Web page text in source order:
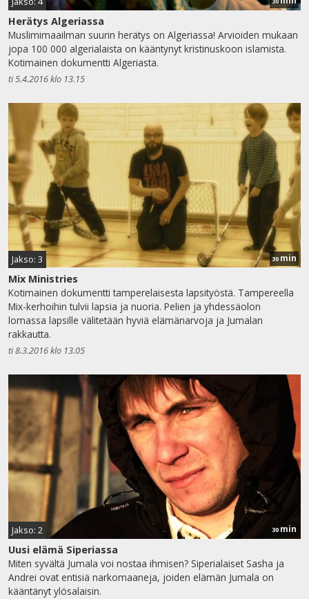
Herätys Algeriassa
Muslimimaailman suurin herätys on Algeriassa! Arvioiden mukaan
jopa 100 000 algerialaista on kääntynyt kristinuskoon islamista.
Kotimainen dokumentti Algeriasta.
ti 5.4.2016 klo 13.15
Jakso: 3 30 min
Mix Ministries
Kotimainen dokumentti tamperelaisesta lapsityöstä. Tampereella
Mix-kerhoihin tulvii lapsia ja nuoria. Pelien ja yhdessäolon
lomassa lapsille välitetään hyviä elämänarvoja ja Jumalan
rakkautta.
ti 8.3.2016 klo 13.05
Jakso: 2 30 min
Uusi elämä Siperiassa
Miten syvältä Jumala voi nostaa ihmisen? Siperialaiset Sasha ja
Andrei ovat entisiä narkomaaneja, joiden elämän Jumala on
kääntänyt ylösalaisin.